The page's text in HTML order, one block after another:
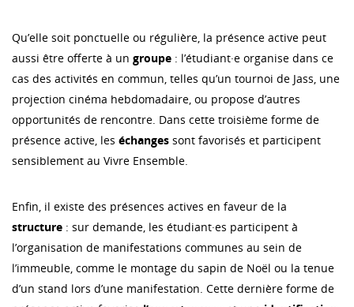
Qu’elle soit ponctuelle ou régulière, la présence active peut
aussi être offerte à un groupe : l’étudiant·e organise dans ce
cas des activités en commun, telles qu’un tournoi de Jass, une
projection cinéma hebdomadaire, ou propose d’autres
opportunités de rencontre. Dans cette troisième forme de
présence active, les échanges sont favorisés et participent
sensiblement au Vivre Ensemble.
Enfin, il existe des présences actives en faveur de la
structure : sur demande, les étudiant·es participent à
l’organisation de manifestations communes au sein de
l’immeuble, comme le montage du sapin de Noël ou la tenue
d’un stand lors d’une manifestation. Cette dernière forme de